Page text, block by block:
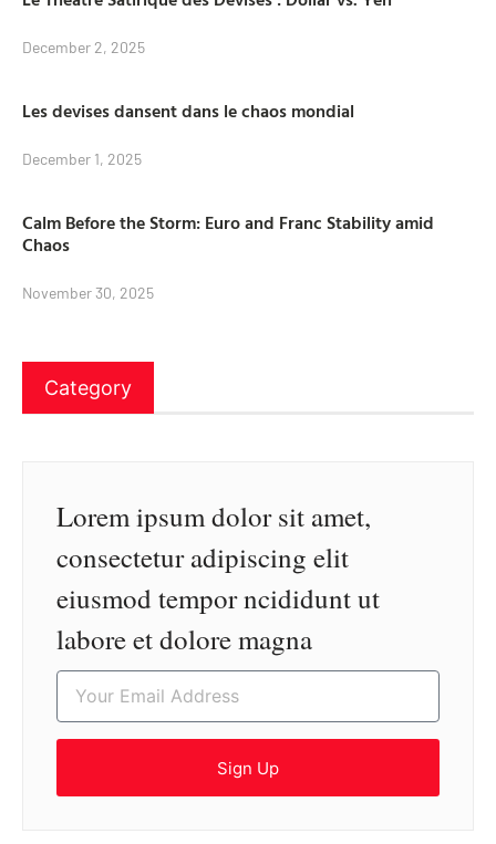
December 2, 2025
Les devises dansent dans le chaos mondial
December 1, 2025
Calm Before the Storm: Euro and Franc Stability amid
Chaos
November 30, 2025
Category
Lorem ipsum dolor sit amet,
consectetur adipiscing elit
eiusmod tempor ncididunt ut
labore et dolore magna
Sign Up